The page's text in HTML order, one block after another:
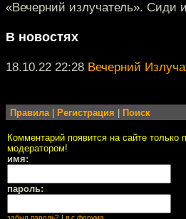
«Вечерний излучатель». Сиди
В новостях
18.10.22 22:28 Вечерний
Правила| Регистрация Поиск
Комментарий появится на сайте только
модератором!
имя:
пароль: